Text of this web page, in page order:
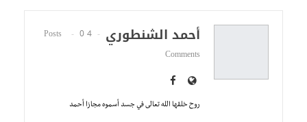
أحمد الشنطوري 4 Posts
0
Comments
روح خلقها الله تعالى في جسد أسموه مجازا أحمد